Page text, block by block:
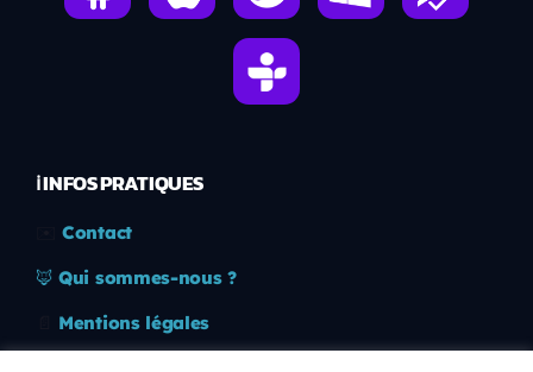
ℹ️ INFOS PRATIQUES
Contact
🦊 Qui sommes-nous ?
Mentions légales